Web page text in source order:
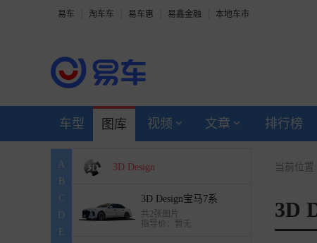
易车 淘车车 易车惠 易鑫金融 本地车市
车型 图库 视频 文章 排行榜
A
B
C
D
E
Silence
Slate
3D Design
3D Design宝马7系
共2张图片
指导价：暂无
当前位置:
3D